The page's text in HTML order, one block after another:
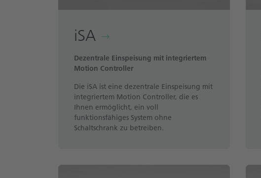
iSA
Dezentrale Einspeisung mit integriertem
Motion Controller
Die iSA ist eine dezentrale Einspeisung mit
integriertem Motion Controller, die es
Ihnen ermöglicht, ein voll
funktionsfähiges System ohne
Schaltschrank zu betreiben.